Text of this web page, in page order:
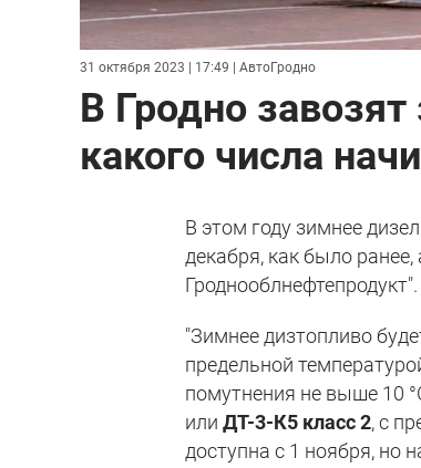
31 октября 2023 | 17:49 | АвтоГродно
В Гродно
какого числа
В этом году зимнее
декабря, как было
"Зимнее дизтопливо
предельной
помутнения не выше 10
илиДТ-3-К5 класс 2, с
доступна с 1 ноября, но